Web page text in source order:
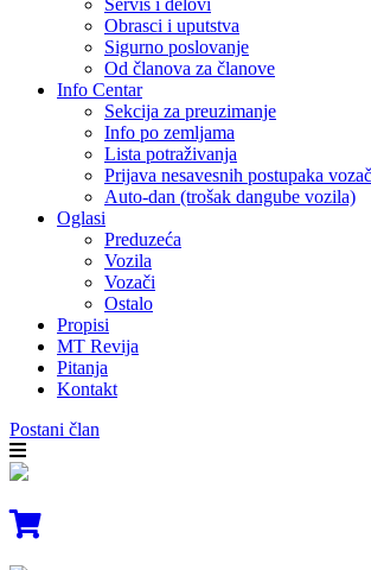
Servis i delovi
Obrasci i uputstva
Sigurno poslovanje
Od članova za članove
Info Centar
Sekcija za preuzimanje
Info po zemljama
Lista potraživanja
Prijava nesavesnih postupaka
Auto-dan (trošak dangube vozila)
Oglasi
Preduzeća
Vozila
Vozači
Ostalo
Propisi
MT Revija
Pitanja
Kontakt
Postani član